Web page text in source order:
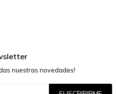
nuestras novedades!